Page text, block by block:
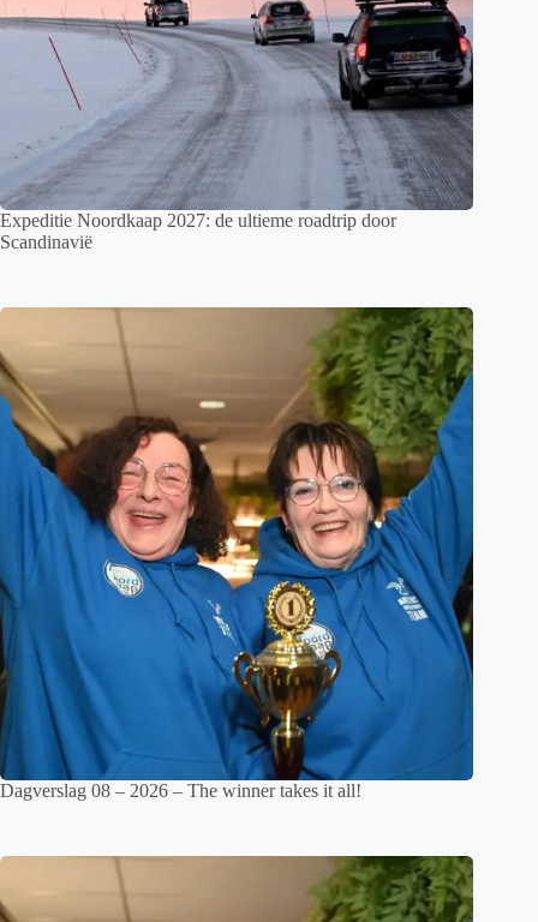
Expeditie Noordkaap 2027: de ultieme roadtrip door
Scandinavië
Dagverslag 08 – 2026 – The winner takes it all!